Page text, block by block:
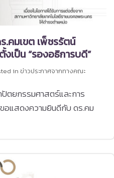
คมเขต เพ็ชรรัตน์
งเป็น “รองอธิการบดี”
in ข่าวประกาศจากทางคณะ
ตยกรรมศาสตร์และการ
อแสดงความยินดีกับ ดร.คม